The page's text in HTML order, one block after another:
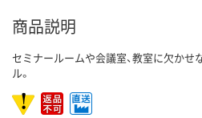
商品説明
セミナールームや会議室、教室に欠か
ル。